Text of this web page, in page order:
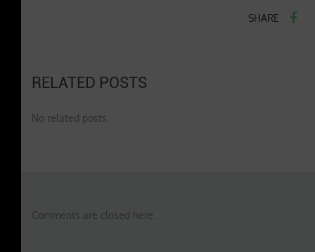
SHARE
RELATED POSTS
No related posts.
Comments are closed here.